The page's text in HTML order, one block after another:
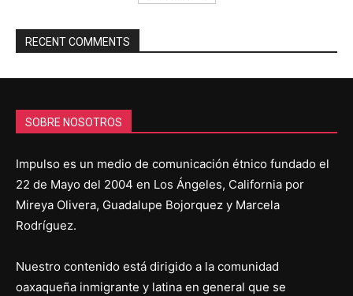
RECENT COMMENTS
SOBRE NOSOTROS
Impulso es un medio de comunicación étnico fundado el
22 de Mayo del 2004 en Los Ángeles, California por
Mireya Olivera, Guadalupe Bojorquez y Marcela
Rodríguez.
Nuestro contenido está dirigido a la comunidad
oaxaqueña inmigrante y latina en general que se